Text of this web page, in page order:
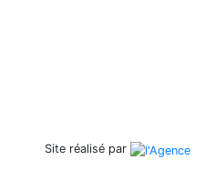
Site réalisé par